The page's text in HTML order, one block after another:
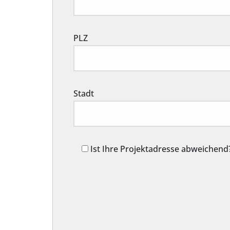
PLZ
Stadt
Ist Ihre Projektadresse